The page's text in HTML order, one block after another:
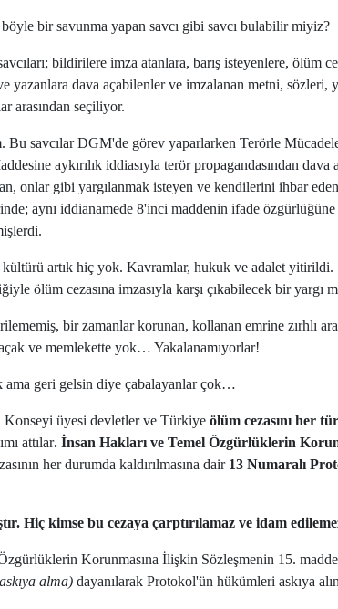
bir savunma yapan savcı gibi savcı bulabilir miyiz?
bildirilere imza atanlara, barış isteyenlere, ölüm
yazanlara dava açabilenler ve imzalanan metni, sözleri,
arasından seçiliyor.
Bu savcılar DGM'de görev yaparlarken Terörle
aykırılık iddiasıyla terör propagandasından dava
onlar gibi yargılanmak isteyen ve kendilerini ihbar eden
aynı iddianamede 8'inci maddenin ifade özgürlüğüne
kültürü artık hiç yok. Kavramlar, hukuk ve adalet
ölüm cezasına imzasıyla karşı çıkabilecek bir yargı
bir zamanlar korunan, kollanan emrine zırhlı
ve memlekette yok… Yakalanamıyorlar!
ama geri gelsin diye çabalayanlar çok…
Konseyi üyesi devletler ve Türkiye ölüm cezasını her
attılar. İnsan Hakları ve Temel Özgürlüklerin
her durumda kaldırılmasına dair 13 Numaralı
Hiç kimse bu cezaya çarptırılamaz ve idam
Korunmasına İlişkin Sözleşmenin 15.
alma) dayanılarak Protokol'ün hükümleri askıya